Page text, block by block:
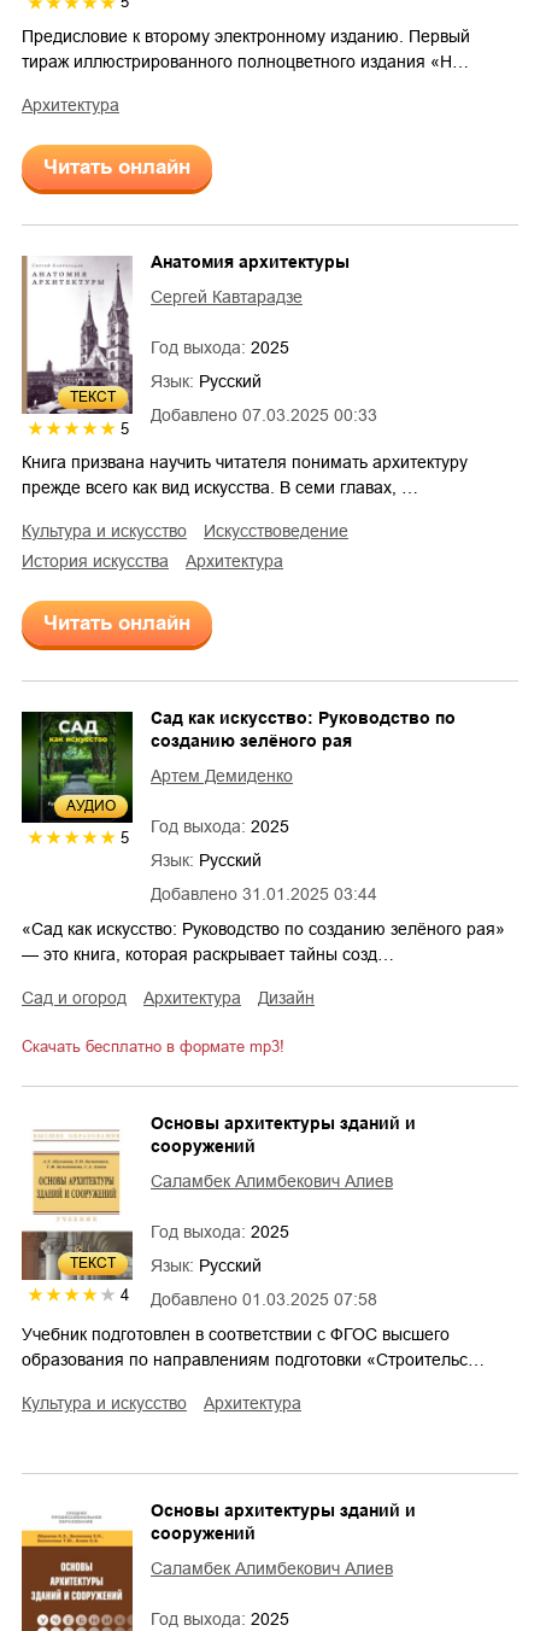
Предисловие к второму электронному изданию. Первый
тираж иллюстрированного полноцветного издания «Н…
архитектура
Читать онлайн
ТЕКСТ
5
Добавлено 07.03.2025 00:33
Анатомия архитектуры
Сергей Кавтарадзе
Год выхода: 2025
Язык: Русский
Книга призвана научить читателя понимать архитектуру
прежде всего как вид искусства. В семи главах, …
культура и искусство
искусствоведение
история искусства
архитектура
Читать онлайн
AУДИО
5
Добавлено 31.01.2025 03:44
Сад как искусство: Руководство по
созданию зелёного рая
Артем Демиденко
Год выхода: 2025
Язык: Русский
«Сад как искусство: Руководство по созданию зелёного рая»
— это книга, которая раскрывает тайны созд…
сад и огород архитектура дизайн
Скачать бесплатно в формате mp3!
ТЕКСТ
4 Добавлено 01.03.2025 07:58
Основы архитектуры зданий и
сооружений
Саламбек Алимбекович Алиев
Год выхода: 2025
Язык: Русский
Учебник подготовлен в соответствии с ФГОС высшего
образования по направлениям подготовки «Строительс…
культура и искусство архитектура
Основы архитектуры зданий и
сооружений
Саламбек Алимбекович Алиев
Год выхода: 2025